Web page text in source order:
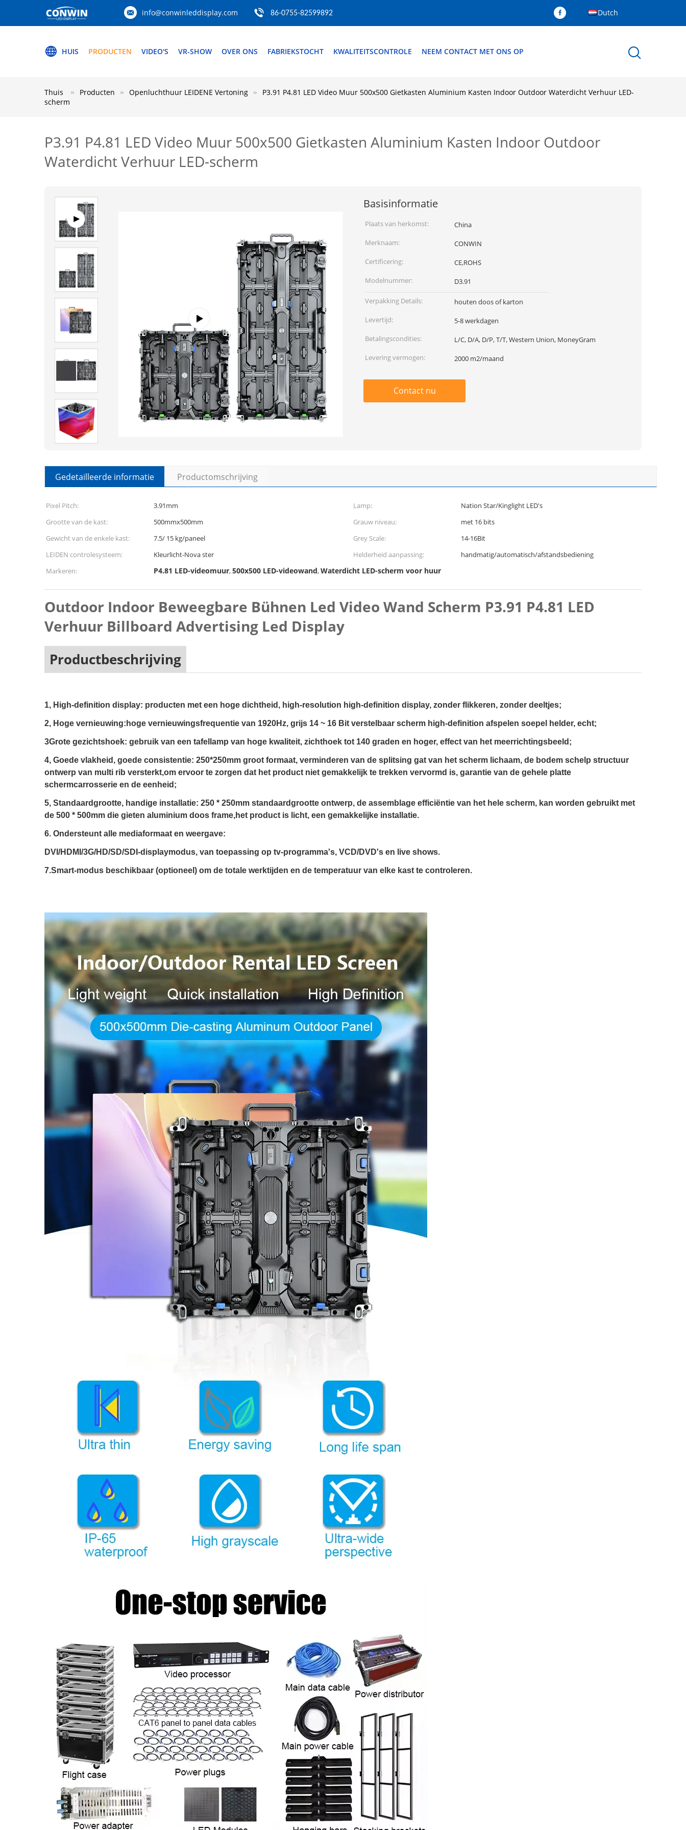
info@conwinleddisplay.com 86-0755-82599892 Dutch
HUIS PRODUCTEN VIDEO'S VR-SHOW OVER ONS FABRIEKSTOCHT KWALITEITSCONTROLE NEEM CONTACT MET ONS OP
Thuis Producten Openluchthuur LEIDENE Vertoning
P3.91 P4.81 LED Video Muur 500x500 Gietkasten Aluminium Kasten Indoor Outdoor Waterdicht Verhuur LED-
scherm
P3.91 P4.81 LED Video Muur 500x500 Gietkasten Aluminium Kasten Indoor Outdoor
Waterdicht Verhuur LED-scherm
Basisinformatie
Plaats van herkomst:
China
Merknaam:
CONWIN
Certificering:
CE,ROHS
Modelnummer:
D3.91
Verpakking Details:
houten doos of karton
Levertijd:
5-8 werkdagen
Betalingscondities:
L/C, D/A, D/P, T/T, Western Union, MoneyGram
Levering vermogen:
2000 m2/maand
Contact nu
Gedetailleerde informatie Productomschrijving
Pixel Pitch: 3.91mm Lamp:
Nation Star/Kinglight LED's
Grootte van de kast:
500mmx500mm Grauw niveau:
met 16 bits
Gewicht van de enkele kast:
7.5/ 15 kg/paneel Grey Scale:
14-16Bit
LEIDEN controlesysteem:
Kleurlicht-Nova ster Helderheid aanpassing:
handmatig/automatisch/afstandsbediening
Markeren:
P4.81 LED-videomuur,500x500 LED-videowand,Waterdicht LED-scherm voor huur
Outdoor Indoor Beweegbare Bühnen Led Video Wand Scherm P3.91 P4.81 LED
Verhuur Billboard Advertising Led Display
Productbeschrijving
1, High-definition display: producten met een hoge dichtheid, high-resolution high-definition display, zonder flikkeren, zonder deeltjes;
2, Hoge vernieuwing:hoge vernieuwingsfrequentie van 1920Hz, grijs 14 ~ 16 Bit verstelbaar scherm high-definition afspelen soepel helder, echt;
3Grote gezichtshoek: gebruik van een tafellamp van hoge kwaliteit, zichthoek tot 140 graden en hoger, effect van het meerrichtingsbeeld;
4, Goede vlakheid, goede consistentie: 250*250mm groot formaat, verminderen van de splitsing gat van het scherm lichaam, de bodem schelp structuur
ontwerp van multi rib versterkt,om ervoor te zorgen dat het product niet gemakkelijk te trekken vervormd is, garantie van de gehele platte
schermcarrosserie en de eenheid;
5, Standaardgrootte, handige installatie: 250 * 250mm standaardgrootte ontwerp, de assemblage efficiëntie van het hele scherm, kan worden gebruikt met
de 500 * 500mm die gieten aluminium doos frame,het product is licht, een gemakkelijke installatie.
6. Ondersteunt alle mediaformaat en weergave:
DVI/HDMI/3G/HD/SD/SDI-displaymodus, van toepassing op tv-programma's, VCD/DVD's en live shows.
7.Smart-modus beschikbaar (optioneel) om de totale werktijden en de temperatuur van elke kast te controleren.